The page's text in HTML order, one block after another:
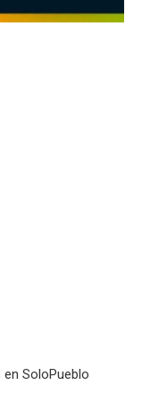
SoloPueblo